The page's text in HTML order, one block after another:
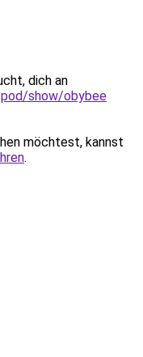
dich an
show/obybee
möchtest, kannst
.